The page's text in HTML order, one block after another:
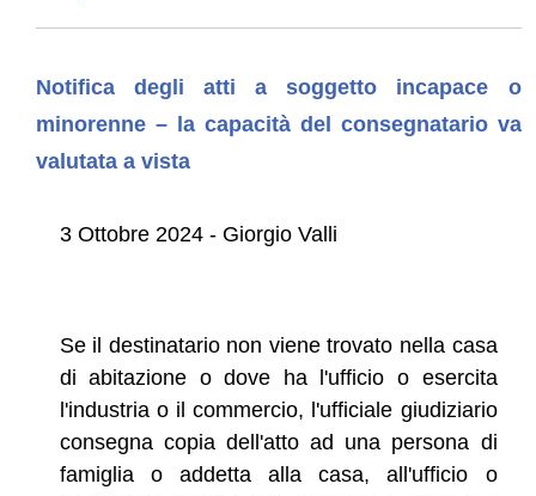
Notifica degli atti a soggetto incapace o
minorenne – la capacità del consegnatario va
valutata a vista
3 Ottobre 2024 - Giorgio Valli
Se il destinatario non viene trovato nella casa
di abitazione o dove ha l'ufficio o esercita
l'industria o il commercio, l'ufficiale giudiziario
consegna copia dell'atto ad una persona di
famiglia o addetta alla casa, all'ufficio o